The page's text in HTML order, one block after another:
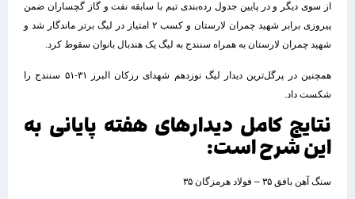
از سوی دیگر و در پایین جدول رده‌بندی تیم با سابقه نفت و گاز گچساران ضمن
پیروزی برابر شهید چمران لارستان و کسب ۲ امتیاز در لیگ برتر ماندگار شد و
شهید چمران لارستان به همراه سنندج به لیگ یک هندبال بانوان سقوط کرد.
همچنین در پرگل‌ترین دیدار لیگ نوزدهم شهدای رزکان البرز ۳۱-۵۱ سنندج را
شکست داد.
نتایج کامل دیدارهای هفته پایانی به
این شرح است:
سنگ آهن بافق ۳۵ – فولاد هرمزگان ۳۵